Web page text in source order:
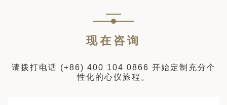
现在咨询
请拨打电话 (+86) 400 104 0866 开始定制充分个
性化的心仪旅程。